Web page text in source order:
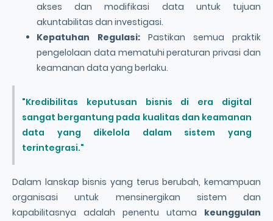
akses dan modifikasi data untuk tujuan
akuntabilitas dan investigasi.
Kepatuhan Regulasi: Pastikan semua praktik
pengelolaan data mematuhi peraturan privasi dan
keamanan data yang berlaku.
"Kredibilitas keputusan bisnis di era digital
sangat bergantung pada kualitas dan keamanan
data yang dikelola dalam sistem yang
terintegrasi."
Dalam lanskap bisnis yang terus berubah, kemampuan
organisasi untuk mensinergikan sistem dan
kapabilitasnya adalah penentu utama keunggulan